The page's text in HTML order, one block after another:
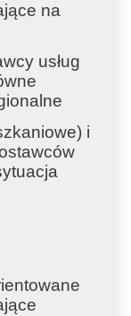
na
usług
i